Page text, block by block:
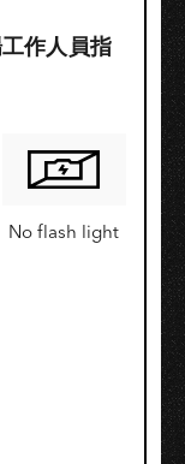
作人員指
No flash light